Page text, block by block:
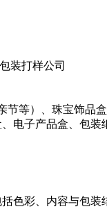
等）、珠宝饰品
电子产品盒、包装
色彩、内容与包装